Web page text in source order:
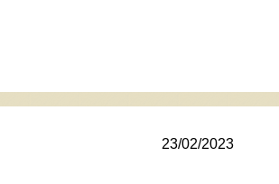
23/02/2023